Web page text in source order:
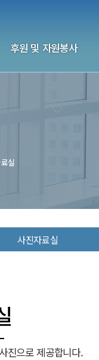
후원 및 자원봉사
전화상담자원봉사
사진자료실
실
진으로 제공합니다.